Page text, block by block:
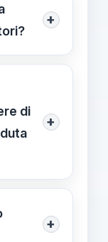
+
la
di
+
di
+